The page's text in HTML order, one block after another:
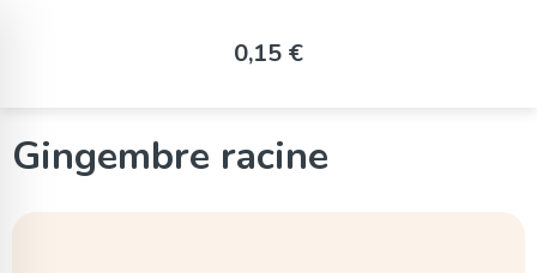
Gingembre racine
0,15 €